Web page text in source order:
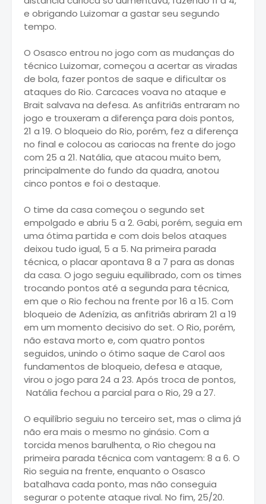
e obrigando Luizomar a gastar seu segundo
tempo.
O Osasco entrou no jogo com as mudanças do
técnico Luizomar, começou a acertar as viradas
de bola, fazer pontos de saque e dificultar os
ataques do Rio. Carcaces voava no ataque e
Brait salvava na defesa. As anfitriãs entraram no
jogo e trouxeram a diferença para dois pontos,
21 a 19. O bloqueio do Rio, porém, fez a diferença
no final e colocou as cariocas na frente do jogo
com 25 a 21. Natália, que atacou muito bem,
principalmente do fundo da quadra, anotou
cinco pontos e foi o destaque.
O time da casa começou o segundo set
empolgado e abriu 5 a 2. Gabi, porém, seguia em
uma ótima partida e com dois belos ataques
deixou tudo igual, 5 a 5. Na primeira parada
técnica, o placar apontava 8 a 7 para as donas
da casa. O jogo seguiu equilibrado, com os times
trocando pontos até a segunda para técnica,
em que o Rio fechou na frente por 16 a 15. Com
bloqueio de Adenízia, as anfitriãs abriram 21 a 19
em um momento decisivo do set. O Rio, porém,
não estava morto e, com quatro pontos
seguidos, unindo o ótimo saque de Carol aos
fundamentos de bloqueio, defesa e ataque,
virou o jogo para 24 a 23. Após troca de pontos,
Natália fechou a parcial para o Rio, 29 a 27.
O equilíbrio seguiu no terceiro set, mas o clima já
não era mais o mesmo no ginásio. Com a
torcida menos barulhenta, o Rio chegou na
primeira parada técnica com vantagem: 8 a 6. O
Rio seguia na frente, enquanto o Osasco
batalhava cada ponto, mas não conseguia
segurar o potente ataque rival. No fim, 25/20.